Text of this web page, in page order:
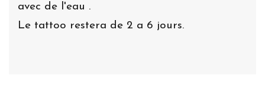
avec de l'eau .
Le tattoo restera de 2 a 6 jours.